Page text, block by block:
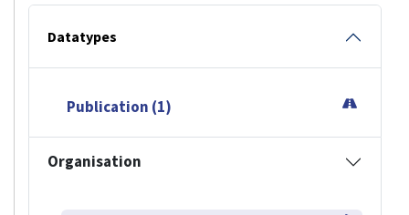
Datatypes
Publication (1)
Organisation